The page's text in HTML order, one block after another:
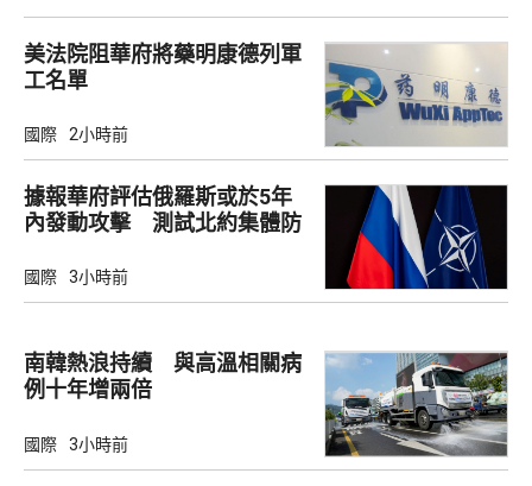
美法院阻華府將藥明康德列軍
工名單
國際 2小時前
據報華府評估俄羅斯或於5年
內發動攻擊 測試北約集體防
國際 3小時前
南韓熱浪持續 與高溫相關病
例十年增兩倍
國際 3小時前